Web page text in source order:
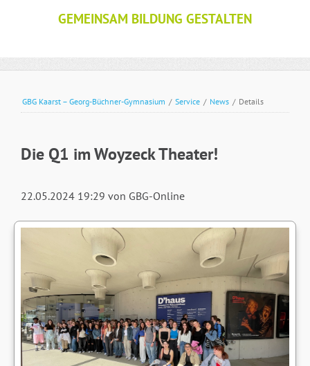
GEMEINSAM BILDUNG GESTALTEN
GBG Kaarst – Georg-Büchner-Gymnasium / Service / News / Details
Die Q1 im Woyzeck Theater!
22.05.2024 19:29 von GBG-Online